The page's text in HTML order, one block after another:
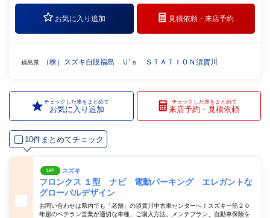
お気に入り追加 見積依頼・来店予約
福島県 （株）スズキ自販福島 Ｕ’ｓ ＳＴＡＴＩＯＮ須賀川
チェックした車をまとめて
お気に入り追加
チェックした車をまとめて
来店予約・見積依頼
10件まとめてチェック
UP! スズキ
フロンクス １型 ナビ 電動パーキング エレガントな
グローバルデザイン
お問い合わせは県内でも「老舗」の須賀川中古車センターへ！スズキ一筋２０
年超のベテラン営業が適切な車種、ご購入方法、メンテプラン、自動車保険を